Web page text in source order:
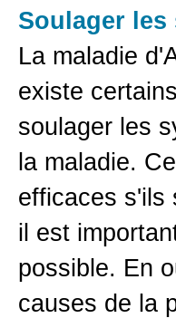
Soulager
La maladie
existe
soulager les
la maladie.
efficaces s'ils
il est
possible. En
causes de la